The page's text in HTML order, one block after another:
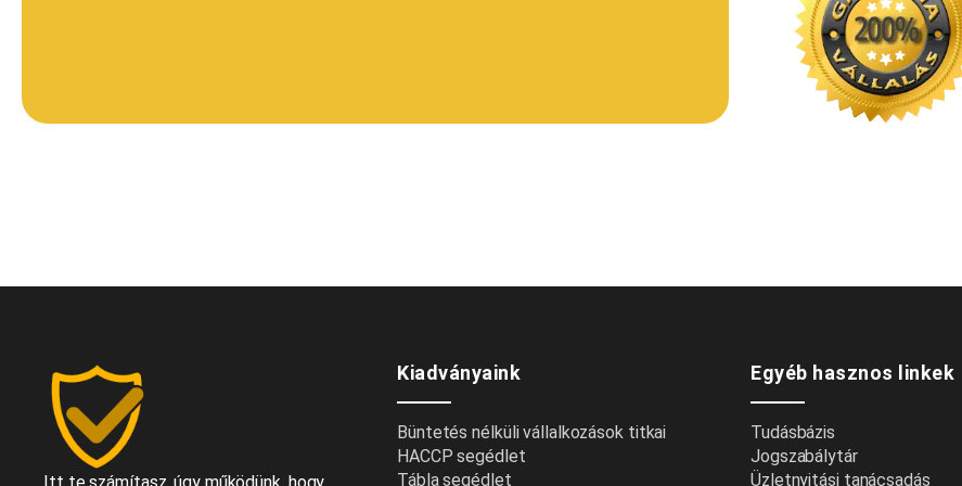
Kiadványaink
Büntetés nélküli vállalkozások titkai
HACCP segédlet
Tábla segédlet
Egyéb hasznos linkek
Tudásbázis
Jogszabálytár
Üzletnyitási tanácsadás